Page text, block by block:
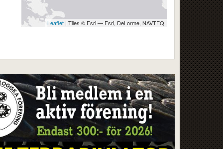
Leaflet | Tiles © Esri — Esri, DeLorme, NAVTEQ